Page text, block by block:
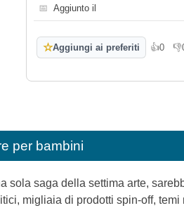
📅 Aggiunto il
☆Aggiungi ai preferiti 👍0
Mi 👎
per bambini
saga della settima arte,
migliaia di prodotti spin-off,